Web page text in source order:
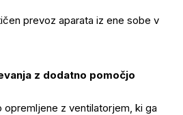
prevoz aparata iz ene sobe v
z dodatno pomočjo
opremljene z ventilatorjem, ki ga